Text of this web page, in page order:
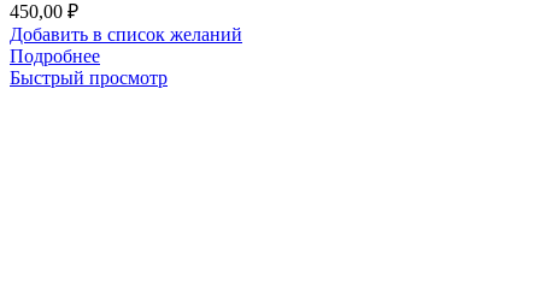
450,00 ₽
Добавить в список желаний
Подробнее
Быстрый просмотр